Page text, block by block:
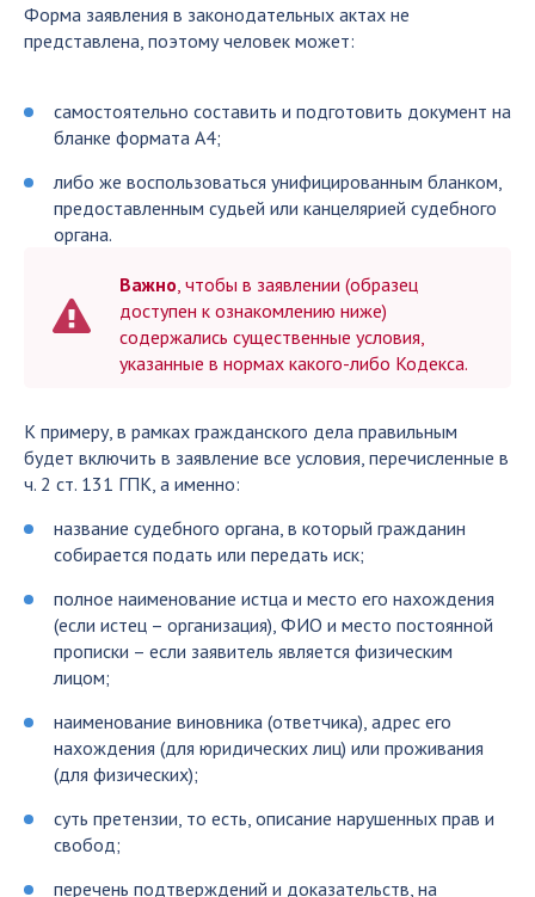
Форма заявления в законодательных актах не
представлена, поэтому человек может:
самостоятельно составить и подготовить документ на
бланке формата А4;
либо же воспользоваться унифицированным бланком,
предоставленным судьей или канцелярией судебного
органа.
Важно , чтобы в заявлении (образец
доступен к ознакомлению ниже)
содержались существенные условия,
указанные в нормах какого-либо Кодекса.
К примеру, в рамках гражданского дела правильным
будет включить в заявление все условия, перечисленные в
ч. 2 ст. 131 ГПК, а именно:
название судебного органа, в который гражданин
собирается подать или передать иск;
полное наименование истца и место его нахождения
(если истец – организация), ФИО и место постоянной
прописки – если заявитель является физическим
лицом;
наименование виновника (ответчика), адрес его
нахождения (для юридических лиц) или проживания
(для физических);
суть претензии, то есть, описание нарушенных прав и
свобод;
перечень подтверждений и доказательств, на